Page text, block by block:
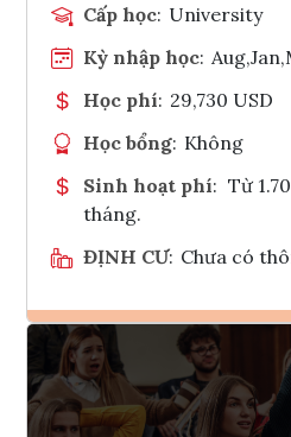
Cấp học: University
Kỳ nhập học:
Học phí: 29,730 USD
Học bổng: Không
Sinh hoạt phí: Từ
tháng.
ĐỊNH CƯ: Chưa có